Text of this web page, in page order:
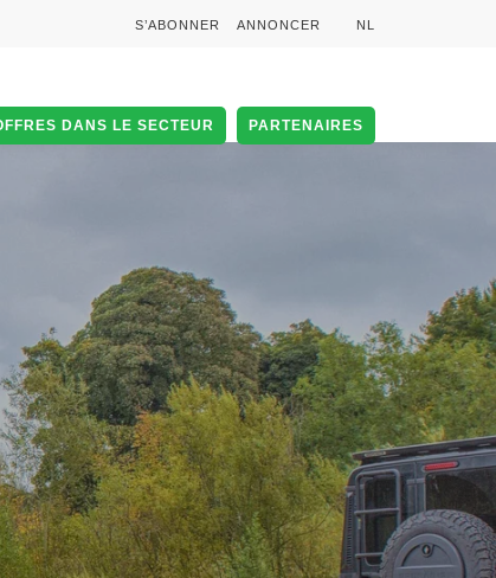
S’ABONNER ANNONCER NL
DANS LE SECTEUR PARTENAIRES